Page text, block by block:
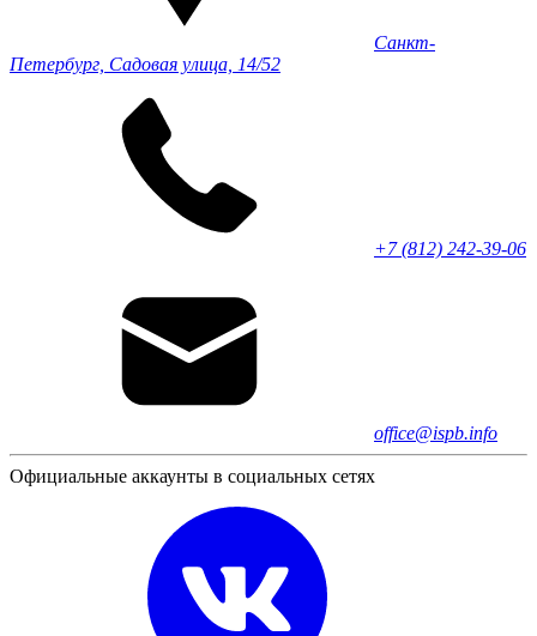
Санкт-
Петербург, Садовая улица, 14/52
+7 (812) 242-39-06
office@ispb.info
Официальные аккаунты в социальных сетях